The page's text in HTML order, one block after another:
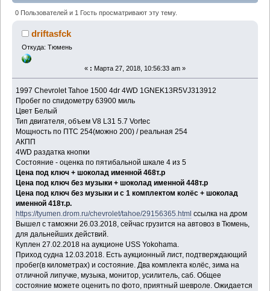
Silverado Blazer Из Японии (Прочитано 111667 раз)
0 Пользователей и 1 Гость просматривают эту тему.
driftasfck
Откуда: Тюмень
« : Марта 27, 2018, 10:56:33 am »
1997 Chevrolet Tahoe 1500 4dr 4WD 1GNEK13R5VJ313912
Пробег по спидометру 63900 миль
Цвет Белый
Тип двигателя, объем V8 L31 5.7 Vortec
Мощность по ПТС 254(можно 200) / реальная 254
АКПП
4WD раздатка кнопки
Состояние - оценка по пятибальной шкале 4 из 5
Цена под ключ + шоколад именной 468т.р
Цена под ключ без музыки + шоколад именной 448т.р
Цена под ключ без музыки и с 1 комплектом колёс + шоколад
именной 418т.р.
https://tyumen.drom.ru/chevrolet/tahoe/29156365.html ссылка на дром
Вышел с таможни 26.03.2018, сейчас грузится на автовоз в Тюмень,
для дальнейших действий.
Куплен 27.02.2018 на аукционе USS Yokohama.
Приход судна 12.03.2018. Есть аукционный лист, подтверждающий
пробег(в километрах) и состояние. Два комплекта колёс, зима на
отличной липучке, музыка, монитор, усилитель, саб. Общее
состояние можете оценить по фото, приятный шевроле. Ожидается